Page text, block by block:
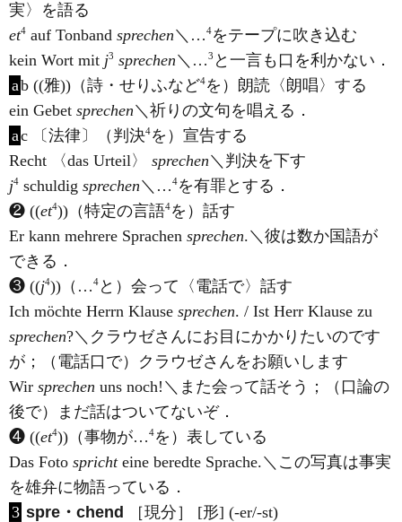
実〉を語る
et4 auf Tonband sprechen＼…4をテープに吹き込む
kein Wort mit j3 sprechen＼…3 と一言も口を利かない．
ab ((雅))（詩・せりふなど4を）朗読〈朗唱〉する
ein Gebet sprechen＼祈りの文句を唱える．
ac 〔法律〕（判決4を）宣告する
Recht 〈das Urteil〉 sprechen＼判決を下す
j4 schuldig sprechen＼…4を有罪とする．
❷ ((et4))（特定の言語4を）話す
Er kann mehrere Sprachen sprechen.＼彼は数か国語が
できる．
❸ ((j4))（…4 と）会って〈電話で〉話す
Ich möchte Herrn Klause sprechen. / Ist Herr Klause zu
sprechen?＼クラウゼさんにお目にかかりたいのです
が；（電話口で）クラウゼさんをお願いします
Wir sprechen uns noch!＼また会って話そう；（口論の
後で）まだ話はついてないぞ．
❹ ((et4))（事物が…4を）表している
Das Foto sprichteine beredte Sprache.＼この写真は事実
を雄弁に物語っている．
3 spre・chend
［現分］ [形] (-er/-st)